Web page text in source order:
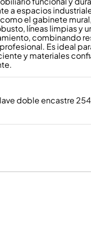
a espacios
el gabinete
líneas limpias y
combinando
Es ideal
y materiales
doble encastre